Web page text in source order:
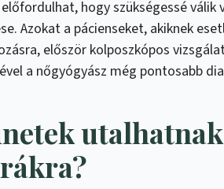
hogy szükségessé válik
Azokat a pácienseket, akiknek
először kolposzkópos
a nőgyógyász még pontosabb